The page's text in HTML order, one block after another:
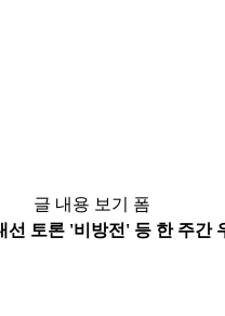
글 내용 보기 폼
선 토론 '비방전' 등 한 주간